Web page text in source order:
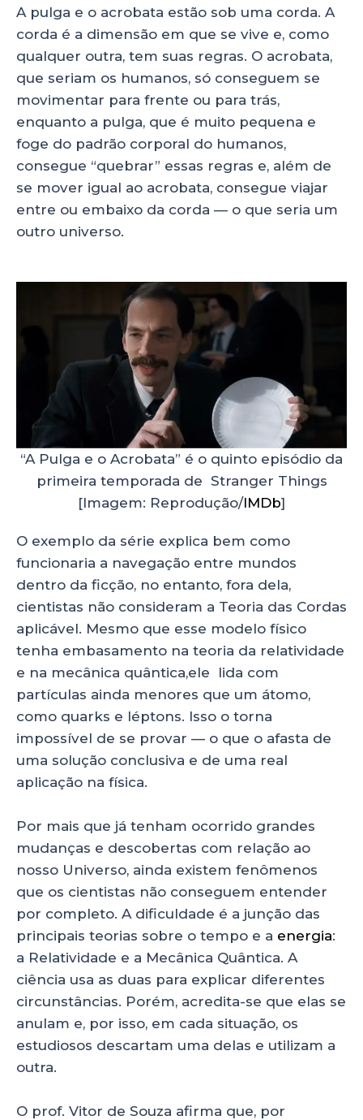
A pulga e o acrobata estão sob uma corda. A
corda é a dimensão em que se vive e, como
qualquer outra, tem suas regras. O acrobata,
que seriam os humanos, só conseguem se
movimentar para frente ou para trás,
enquanto a pulga, que é muito pequena e
foge do padrão corporal do humanos,
consegue “quebrar” essas regras e, além de
se mover igual ao acrobata, consegue viajar
entre ou embaixo da corda — o que seria um
outro universo.
“A Pulga e o Acrobata” é o quinto episódio da
primeira temporada de Stranger Things
[Imagem: Reprodução/IMDb]
O exemplo da série explica bem como
funcionaria a navegação entre mundos
dentro da ficção, no entanto, fora dela,
cientistas não consideram a Teoria das Cordas
aplicável. Mesmo que esse modelo físico
tenha embasamento na teoria da relatividade
e na mecânica quântica,ele lida com
partículas ainda menores que um átomo,
como quarks e léptons. Isso o torna
impossível de se provar — o que o afasta de
uma solução conclusiva e de uma real
aplicação na física.
Por mais que já tenham ocorrido grandes
mudanças e descobertas com relação ao
nosso Universo, ainda existem fenômenos
que os cientistas não conseguem entender
por completo. A dificuldade é a junção das
principais teorias sobre o tempo e a energia:
a Relatividade e a Mecânica Quântica. A
ciência usa as duas para explicar diferentes
circunstâncias. Porém, acredita-se que elas se
anulam e, por isso, em cada situação, os
estudiosos descartam uma delas e utilizam a
outra.
O prof. Vitor de Souza afirma que, por